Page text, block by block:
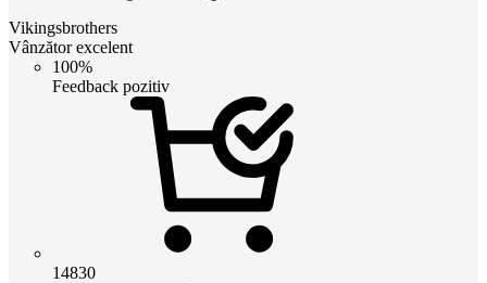
Vikingsbrothers
Vânzător excelent
100%
Feedback pozitiv
14830